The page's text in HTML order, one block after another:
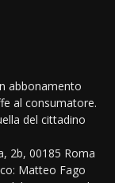
abbonamento
al consumatore.
del cittadino
2b, 00185 Roma
Matteo Fago